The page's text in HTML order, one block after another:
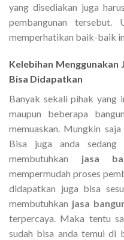
yang disediakan juga
pembangunan
memperhatikan baik-baik
Kelebihan Menggunakan
Bisa Didapatkan
Banyak sekali pihak yang
maupun beberapa
memuaskan. Mungkin
Bisa juga anda sedang
membutuhkan jasa
mempermudah proses
didapatkan juga bisa
membutuhkan jasa
terpercaya. Maka tentu
sudah bisa anda temui di